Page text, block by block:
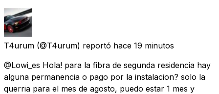
T4urum (@T4urum) reportó hace 19 minutos
@Lowi_es Hola! para la fibra de segunda residencia hay
alguna permanencia o pago por la instalacion? solo la
querria para el mes de agosto, puedo estar 1 mes y